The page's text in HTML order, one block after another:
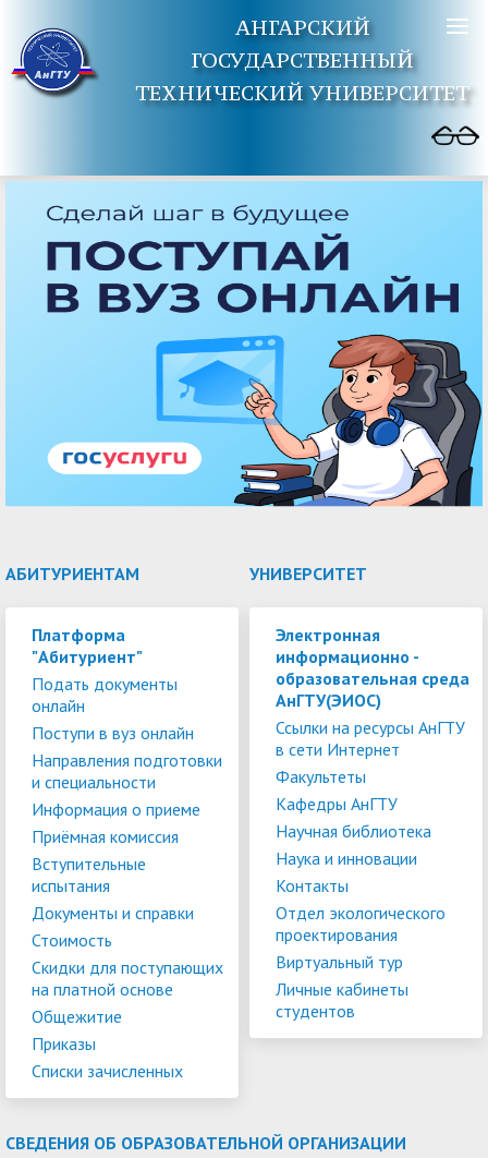
АНГАРСКИЙ
ГОСУДАРСТВЕННЫЙ
ТЕХНИЧЕСКИЙ УНИВЕРСИТЕТ
АБИТУРИЕНТАМ
Платформа
"Абитуриент"
Подать документы
онлайн
Поступи в вуз онлайн
Направления подготовки
и специальности
Информация о приеме
Приёмная комиссия
Вступительные
испытания
Документы и справки
Стоимость
Скидки для поступающих
на платной основе
Общежитие
Приказы
Списки зачисленных
УНИВЕРСИТЕТ
Электронная
информационно -
образовательная среда
АнГТУ(ЭИОС)
Ссылки на ресурсы АнГТУ
в сети Интернет
Факультеты
Кафедры АнГТУ
Научная библиотека
Наука и инновации
Контакты
Отдел экологического
проектирования
Виртуальный тур
Личные кабинеты
студентов
СВЕДЕНИЯ ОБ ОБРАЗОВАТЕЛЬНОЙ ОРГАНИЗАЦИИ